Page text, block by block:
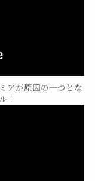
アが原因の一つとな
！